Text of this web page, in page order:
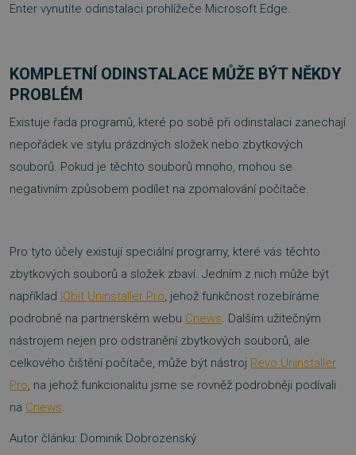
Enter vynutíte odinstalaci prohlížeče Microsoft Edge.
KOMPLETNÍ ODINSTALACE MŮŽE BÝT NĚKDY
PROBLÉM
Existuje řada programů, které po sobě při odinstalaci zanechají
nepořádek ve stylu prázdných složek nebo zbytkových
souborů. Pokud je těchto souborů mnoho, mohou se
negativním způsobem podílet na zpomalování počítače.
Pro tyto účely existují speciální programy, které vás těchto
zbytkových souborů a složek zbaví. Jedním z nich může být
například IObit Uninstaller Pro , jehož funkčnost rozebíráme
podrobně na partnerském webu Cnews . Dalším užitečným
nástrojem nejen pro odstranění zbytkových souborů, ale
celkového čištění počítače, může být nástroj Revo Uninstaller
Pro , na jehož funkcionalitu jsme se rovněž podrobněji podívali
na Cnews
Autor článku: Dominik Dobrozenský
Nezbytně nutné soubory
Soubory cílení
Funkční soubory
nutných souborů cookie správně používat.
Název
Provider /
Doména
Vyprší
_GRECAPTCHA
www.google.com
5 měsíců
3 týdny